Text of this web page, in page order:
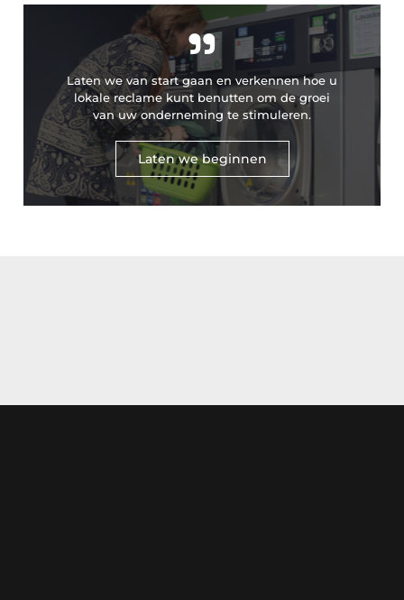
"
Laten we van start gaan en verkennen hoe u
lokale reclame kunt benutten om de groei
van uw onderneming te stimuleren.
Laten we beginnen